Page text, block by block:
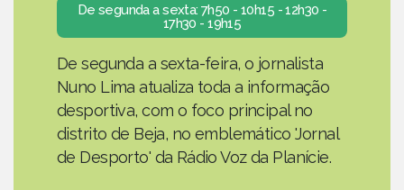
De segunda a sexta: 7h50 - 10h15 - 12h30 -
17h30 - 19h15
De segunda a sexta-feira, o jornalista
Nuno Lima atualiza toda a informação
desportiva, com o foco principal no
distrito de Beja, no emblemático 'Jornal
de Desporto' da Rádio Voz da Planície.